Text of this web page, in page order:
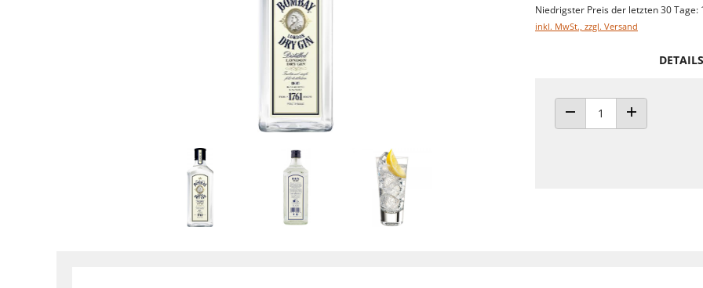
Niedrigster Preis der letzten 30 Tage:
inkl. MwSt., zzgl. Versand
ANZAHL VERRINGERN
ANZAHL